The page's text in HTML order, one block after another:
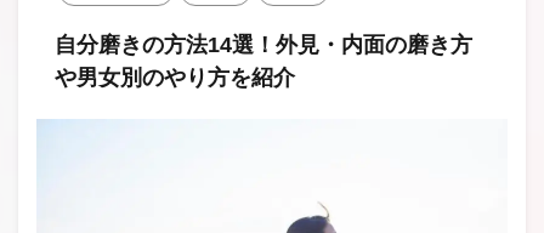
自分磨きの方法14選！外見・内面の磨き方
や男女別のやり方を紹介